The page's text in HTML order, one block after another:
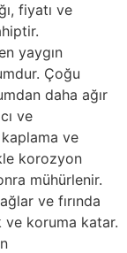
fiyatı ve
yaygın
Çoğu
daha ağır
ve
ve
korozyon
mühürlenir.
ve fırında
ve koruma katar.